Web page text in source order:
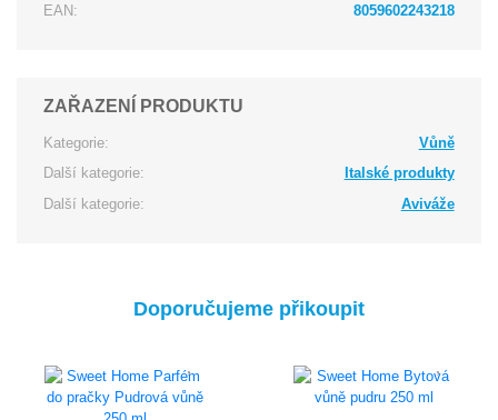
EAN: 8059602243218
ZAŘAZENÍ PRODUKTU
Kategorie:
Vůně
Další kategorie:
Italské produkty
Další kategorie:
Aviváže
Doporučujeme přikoupit